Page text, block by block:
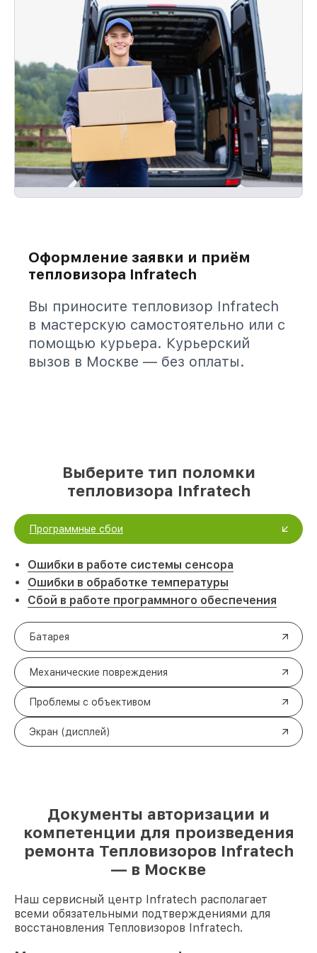
оплаты и без задержек.
Оформление заявки и приём
тепловизора Infratech
Вы приносите тепловизор Infratech
в мастерскую самостоятельно или с
помощью курьера. Курьерский
вызов в Москве — без оплаты.
Выберите тип поломки
тепловизора Infratech
Программные сбои
Ошибки в работе системы сенсора
Ошибки в обработке температуры
Сбой в работе программного обеспечения
Батарея
Механические повреждения
Проблемы с объективом
Экран (дисплей)
Документы авторизации и
компетенции для произведения
ремонта Тепловизоров Infratech
— в Москве
Наш сервисный центр Infratech располагает
всеми обязательными подтверждениями для
восстановления Тепловизоров Infratech.